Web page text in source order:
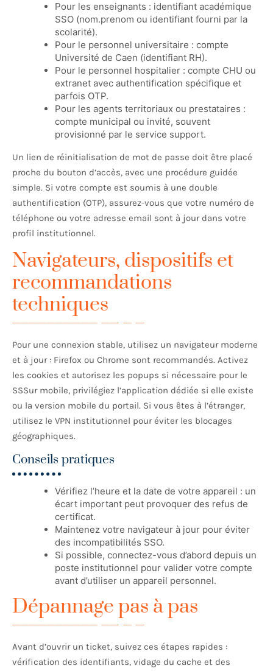
Pour les enseignants : identifiant académique
SSO (nom.prenom ou identifiant fourni par la
scolarité).
Pour le personnel universitaire : compte
Université de Caen (identifiant RH).
Pour le personnel hospitalier : compte CHU ou
extranet avec authentification spécifique et
parfois OTP.
Pour les agents territoriaux ou prestataires :
compte municipal ou invité, souvent
provisionné par le service support.
Un lien de réinitialisation de mot de passe doit être placé
proche du bouton d’accès, avec une procédure guidée
simple. Si votre compte est soumis à une double
authentification (OTP), assurez-vous que votre numéro de
téléphone ou votre adresse email sont à jour dans votre
profil institutionnel.
Navigateurs, dispositifs et
recommandations
techniques
Pour une connexion stable, utilisez un navigateur moderne
et à jour : Firefox ou Chrome sont recommandés. Activez
les cookies et autorisez les popups si nécessaire pour le
SSSur mobile, privilégiez l’application dédiée si elle existe
ou la version mobile du portail. Si vous êtes à l’étranger,
utilisez le VPN institutionnel pour éviter les blocages
géographiques.
Conseils pratiques
Vérifiez l’heure et la date de votre appareil : un
écart important peut provoquer des refus de
certificat.
Maintenez votre navigateur à jour pour éviter
des incompatibilités SSO.
Si possible, connectez-vous d’abord depuis un
poste institutionnel pour valider votre compte
avant d’utiliser un appareil personnel.
Dépannage pas à pas
Avant d’ouvrir un ticket, suivez ces étapes rapides :
vérification des identifiants, vidage du cache et des